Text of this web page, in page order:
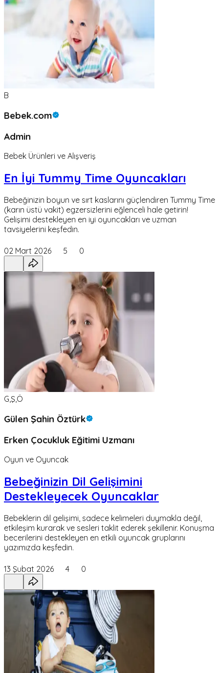
B
Bebek.com
Admin
Bebek Ürünleri ve Alışveriş
En İyi Tummy Time Oyuncakları
Bebeğinizin boyun ve sırt kaslarını güçlendiren Tummy Time
(karın üstü vakit) egzersizlerini eğlenceli hale getirin!
Gelişimi destekleyen en iyi oyuncakları ve uzman
tavsiyelerini keşfedin.
02 Mart 2026 5 0
G,Ş,Ö
Gülen Şahin Öztürk
Erken Çocukluk Eğitimi Uzmanı
Oyun ve Oyuncak
Bebeğinizin Dil Gelişimini
Destekleyecek Oyuncaklar
Bebeklerin dil gelişimi, sadece kelimeleri duymakla değil,
etkileşim kurarak ve sesleri taklit ederek şekillenir. Konuşma
becerilerini destekleyen en etkili oyuncak gruplarını
yazımızda keşfedin.
13 Şubat 2026 4 0